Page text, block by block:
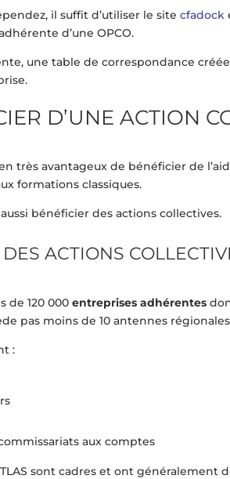
il suffit d’utiliser le sitecfadock
d’une OPCO.
une table de correspondance
D’UNE ACTION
très avantageux de bénéficier de
formations classiques.
bénéficier des actions collectives.
ACTIONS
de 120 000entreprises adhérentes
pas moins de 10 antennes
:
aux comptes
sont cadres et ont généralement